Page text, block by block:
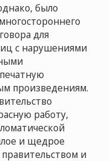
было
для
с нарушениями
произведениям.
работу,
и щедрое
и